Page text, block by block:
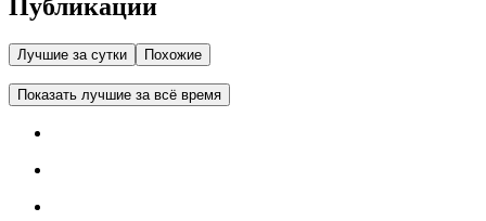
Публикации
Лучшие за сутки Похожие
Показать лучшие за всё время